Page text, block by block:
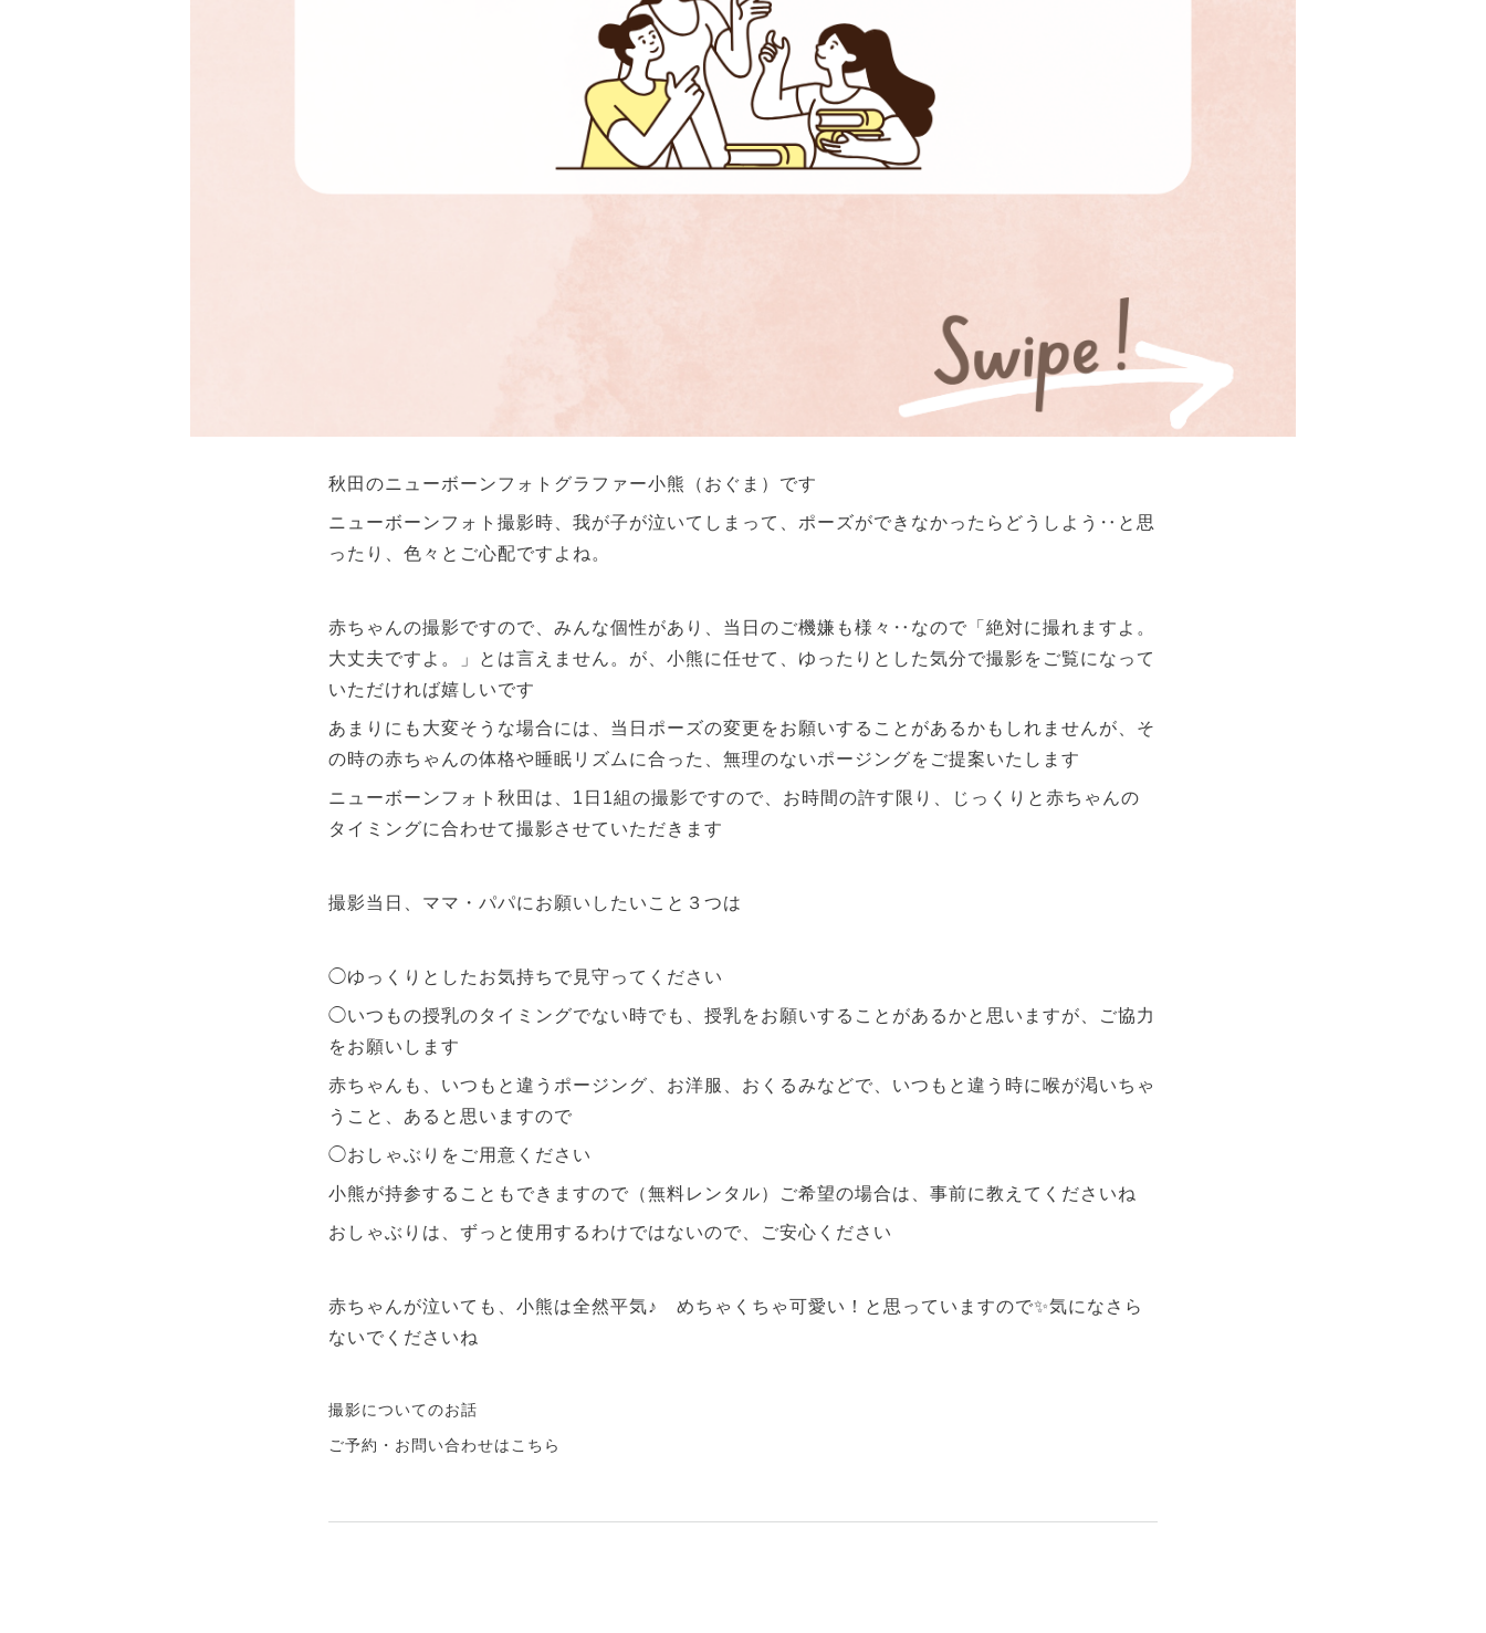
秋田のニューボーンフォトグラファー小熊（おぐま）です
ニューボーンフォト撮影時、我が子が泣いてしまって、ポーズができなかったらどうしよう‥と思
ったり、色々とご心配ですよね。
赤ちゃんの撮影ですので、みんな個性があり、当日のご機嫌も様々‥なので「絶対に撮れますよ。
大丈夫ですよ。」とは言えません。が、小熊に任せて、ゆったりとした気分で撮影をご覧になって
いただければ嬉しいです
あまりにも大変そうな場合には、当日ポーズの変更をお願いすることがあるかもしれませんが、そ
の時の赤ちゃんの体格や睡眠リズムに合った、無理のないポージングをご提案いたします
ニューボーンフォト秋田は、1日1組の撮影ですので、お時間の許す限り、じっくりと赤ちゃんの
タイミングに合わせて撮影させていただきます
撮影当日、ママ・パパにお願いしたいこと３つは
◯ゆっくりとしたお気持ちで見守ってください
◯いつもの授乳のタイミングでない時でも、授乳をお願いすることがあるかと思いますが、ご協力
をお願いします
赤ちゃんも、いつもと違うポージング、お洋服、おくるみなどで、いつもと違う時に喉が渇いちゃ
うこと、あると思いますので
◯おしゃぶりをご用意ください
小熊が持参することもできますので（無料レンタル）ご希望の場合は、事前に教えてくださいね
おしゃぶりは、ずっと使用するわけではないので、ご安心ください
赤ちゃんが泣いても、小熊は全然平気♪ めちゃくちゃ可愛い！と思っていますので✨気になさら
ないでくださいね
撮影についてのお話
ご予約・お問い合わせはこちら